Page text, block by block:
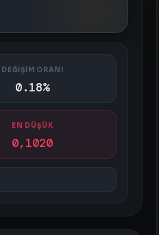
DEĞİŞİM ORANI
0.18%
EN DÜŞÜK
0,1020